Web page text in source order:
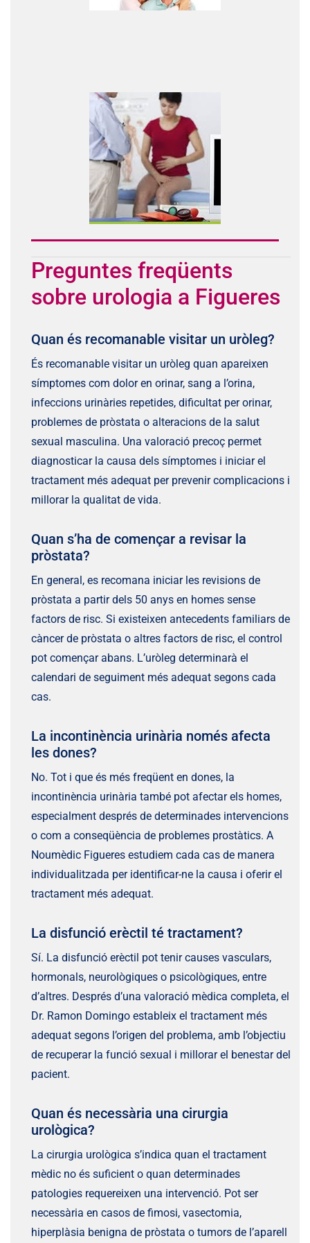
Preguntes freqüents
sobre urologia a Figueres
Quan és recomanable visitar un uròleg?
És recomanable visitar un uròleg quan apareixen
símptomes com dolor en orinar, sang a l’orina,
infeccions urinàries repetides, dificultat per orinar,
problemes de pròstata o alteracions de la salut
sexual masculina. Una valoració precoç permet
diagnosticar la causa dels símptomes i iniciar el
tractament més adequat per prevenir complicacions i
millorar la qualitat de vida.
Quan s’ha de començar a revisar la
pròstata?
En general, es recomana iniciar les revisions de
pròstata a partir dels 50 anys en homes sense
factors de risc. Si existeixen antecedents familiars de
càncer de pròstata o altres factors de risc, el control
pot començar abans. L’uròleg determinarà el
calendari de seguiment més adequat segons cada
cas.
La incontinència urinària només afecta
les dones?
No. Tot i que és més freqüent en dones, la
incontinència urinària també pot afectar els homes,
especialment després de determinades intervencions
o com a conseqüència de problemes prostàtics. A
Noumèdic Figueres estudiem cada cas de manera
individualitzada per identificar-ne la causa i oferir el
tractament més adequat.
La disfunció erèctil té tractament?
Sí. La disfunció erèctil pot tenir causes vasculars,
hormonals, neurològiques o psicològiques, entre
d’altres. Després d’una valoració mèdica completa, el
Dr. Ramon Domingo estableix el tractament més
adequat segons l’origen del problema, amb l’objectiu
de recuperar la funció sexual i millorar el benestar del
pacient.
Quan és necessària una cirurgia
urològica?
La cirurgia urològica s’indica quan el tractament
mèdic no és suficient o quan determinades
patologies requereixen una intervenció. Pot ser
necessària en casos de fimosi, vasectomia,
hiperplàsia benigna de pròstata o tumors de l’aparell